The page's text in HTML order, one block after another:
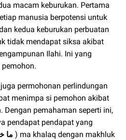
macam keburukan. Pertama
manusia berpotensi untuk
kedua keburukan perbuatan
tidak mendapat siksa akibat
Ilahi. Ini yang
permohonan perlindungan
menimpa si pemohon akibat
Dengan pemahaman seperti ini,
pendapat pendapat yang
ما ) ma khalaq dengan makhluk